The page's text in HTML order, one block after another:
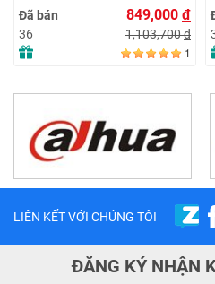
LC with DDM
Đã bán
36
849,000 đ
1,103,700đ
1
LIÊN KẾT VỚI CHÚNG TÔI
ĐĂNG KÝ NHẬN